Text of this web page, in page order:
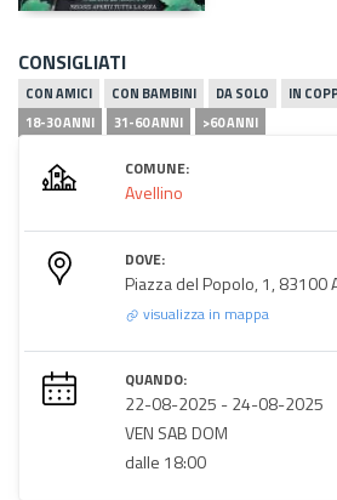
CONSIGLIATI
CON AMICI CON BAMBINI DA SOLO IN
18-30 ANNI
31-60 ANNI >60 ANNI
COMUNE:
Avellino
DOVE:
Piazza del Popolo, 1, 83100
visualizza in mappa
QUANDO:
22-08-2025 -24-08-2025
VEN SAB DOM
dalle 18:00